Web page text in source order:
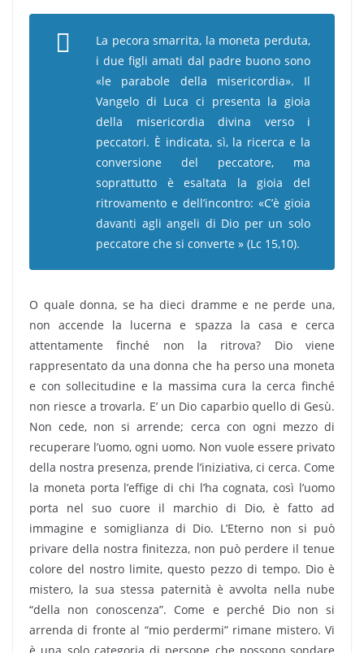
La pecora smarrita, la moneta perduta,
i due figli amati dal padre buono sono
«le parabole della misericordia». Il
Vangelo di Luca ci presenta la gioia
della misericordia divina verso i
peccatori. È indicata, sì, la ricerca e la
conversione del peccatore, ma
soprattutto è esaltata la gioia del
ritrovamento e dell’incontro: «C’è gioia
davanti agli angeli di Dio per un solo
peccatore che si converte » (Lc 15,10).
O quale donna, se ha dieci dramme e ne perde una,
non accende la lucerna e spazza la casa e cerca
attentamente finché non la ritrova? Dio viene
rappresentato da una donna che ha perso una moneta
e con sollecitudine e la massima cura la cerca finché
non riesce a trovarla. E’ un Dio caparbio quello di Gesù.
Non cede, non si arrende; cerca con ogni mezzo di
recuperare l’uomo, ogni uomo. Non vuole essere privato
della nostra presenza, prende l’iniziativa, ci cerca. Come
la moneta porta l’effige di chi l’ha cognata, così l’uomo
porta nel suo cuore il marchio di Dio, è fatto ad
immagine e somiglianza di Dio. L’Eterno non si può
privare della nostra finitezza, non può perdere il tenue
colore del nostro limite, questo pezzo di tempo. Dio è
mistero, la sua stessa paternità è avvolta nella nube
“della non conoscenza”. Come e perché Dio non si
arrenda di fronte al “mio perdermi” rimane mistero. Vi